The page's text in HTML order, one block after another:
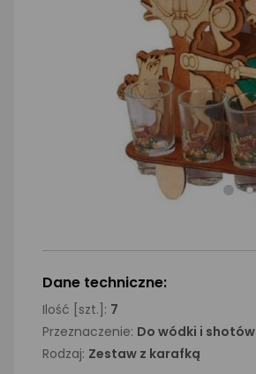
Dane techniczne:
Ilość [szt.]: 7
Przeznaczenie: Do wódki i shotów
Rodzaj: Zestaw z karafką